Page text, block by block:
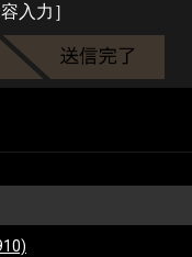
入力］